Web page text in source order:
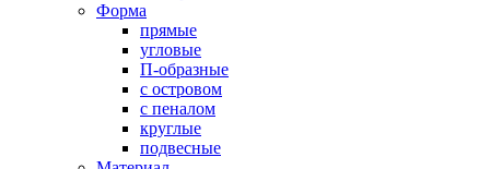
Форма
прямые
угловые
П-образные
с островом
с пеналом
круглые
подвесные